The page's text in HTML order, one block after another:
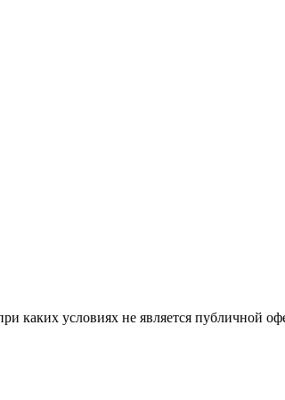
каких условиях не является публичной